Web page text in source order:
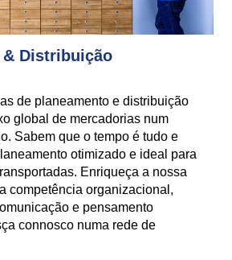
& Distribuição
de planeamento e distribuição
global de mercadorias num
Sabem que o tempo é tudo e
otimizado e ideal para
Enriqueça a nossa
competência organizacional,
e pensamento
connosco numa rede de